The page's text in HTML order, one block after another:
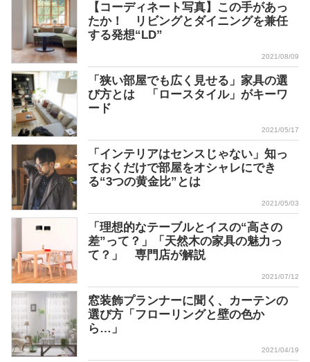
【コーディネート写真】この手があっ
たか！ リビングとダイニングを兼任
する発想“LD”
2021/08/09
「狭い部屋でも広く見せる」家具の選
び方とは 「ロースタイル」がキーワ
ード
2021/05/17
「インテリアはセンスじゃない」知っ
ておくだけで部屋をオシャレにでき
る“3つの黄金比”とは
2021/05/03
「理想的なテーブルとイスの“高さの
差”って？」「天然木の家具の魅力っ
て？」 専門店が解説
2021/07/12
窓装飾プランナーに聞く、カーテンの
選び方「フローリングと壁の色か
ら…」
2021/04/19